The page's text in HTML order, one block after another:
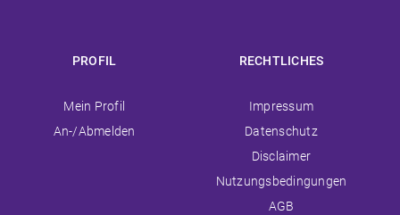
PROFIL
Navigation
überspringen
Mein Profil
An-/Abmelden
RECHTLICHES
Navigation
überspringen
Impressum
Datenschutz
Disclaimer
Nutzungsbedingungen
AGB